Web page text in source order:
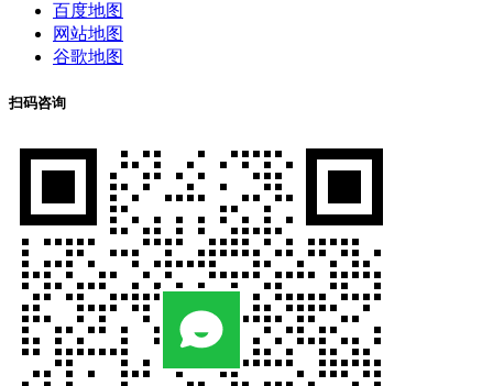
百度地图
网站地图
谷歌地图
扫码咨询